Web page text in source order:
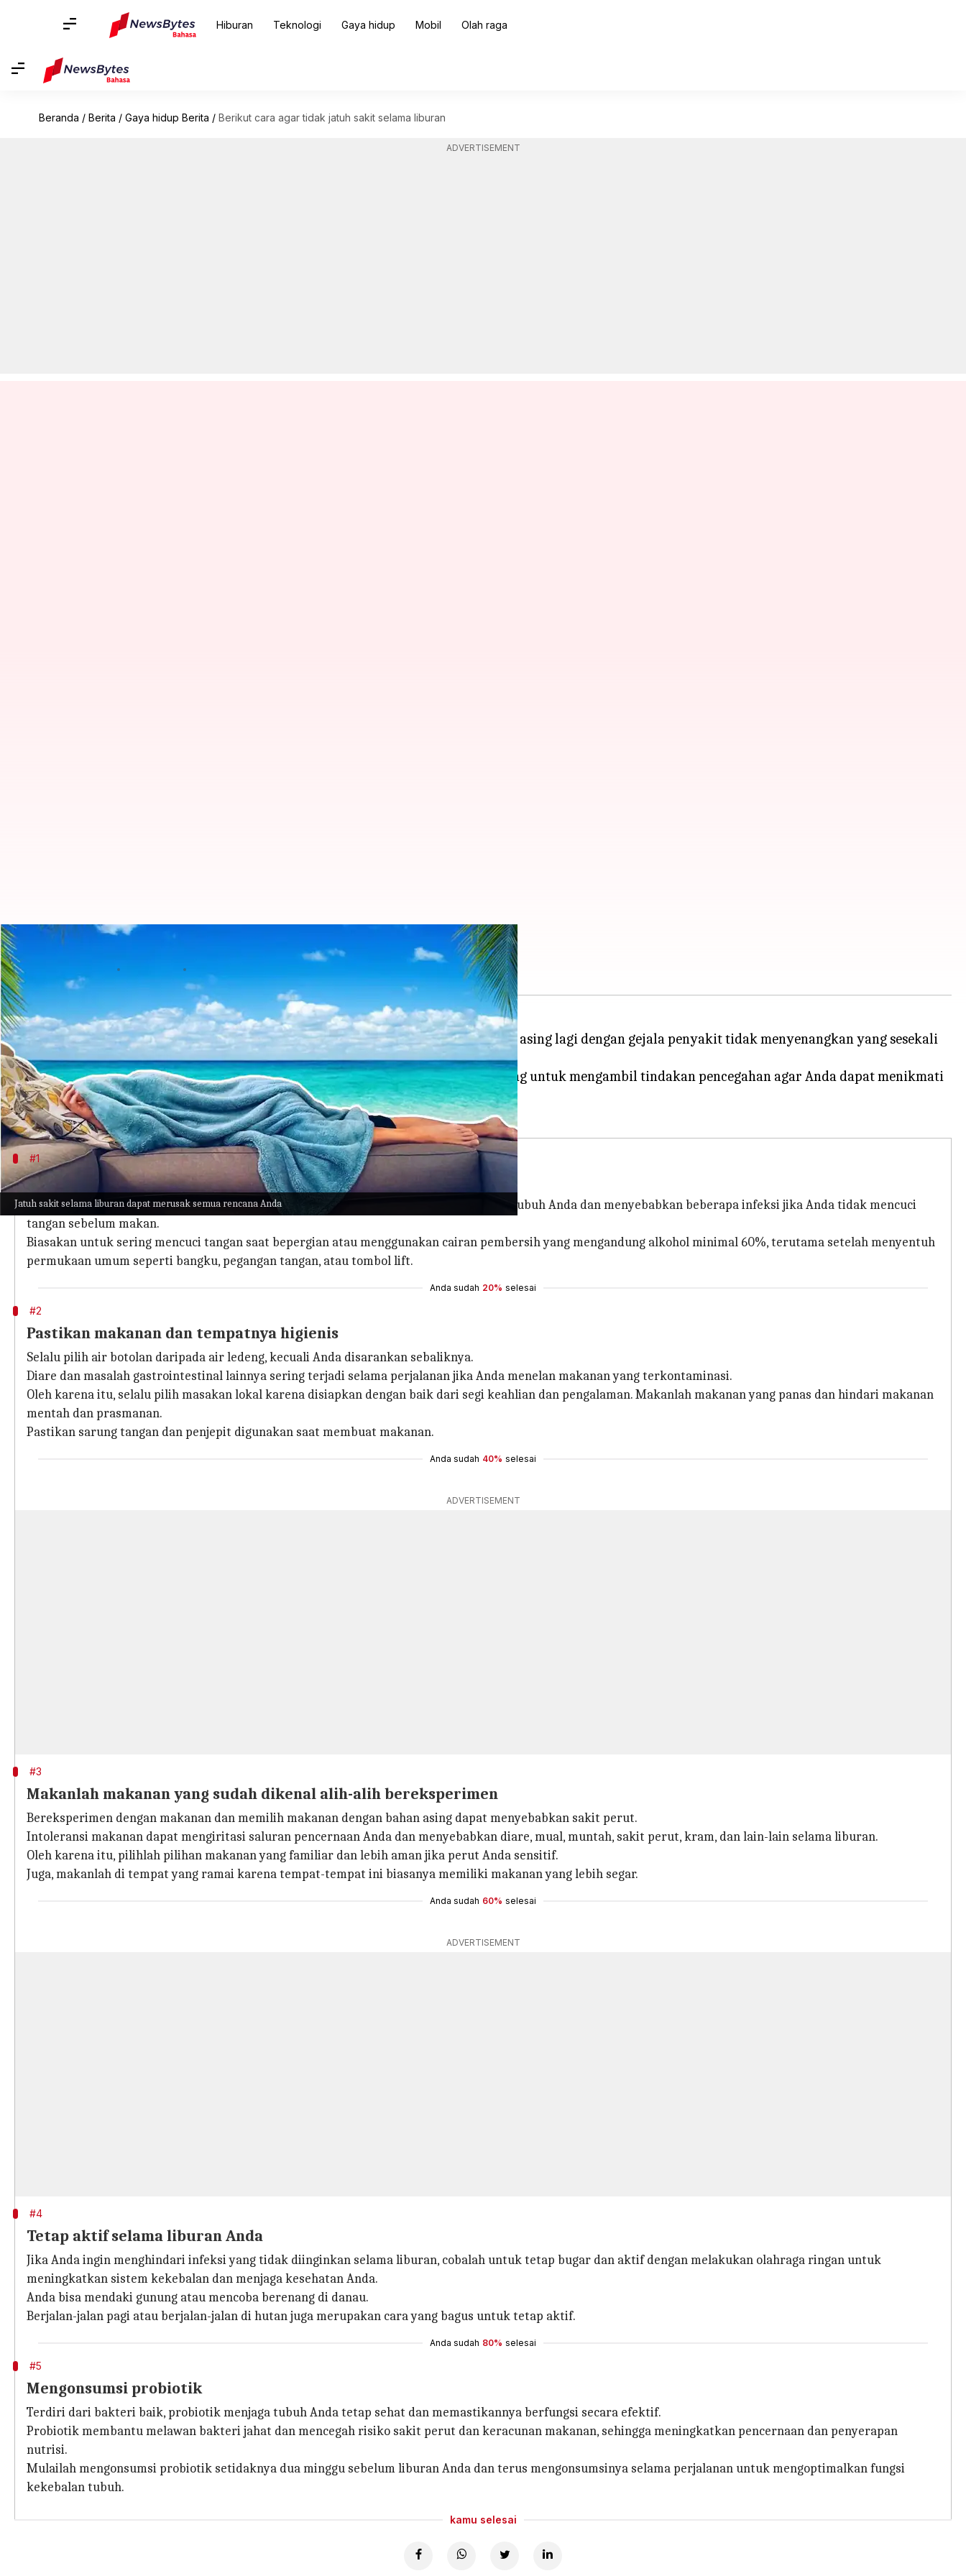
Hiburan Teknologi Gaya hidup Mobil Olah raga
Beranda / Berita / Gaya hidup Berita / Berikut cara agar tidak jatuh sakit selama liburan
ADVERTISEMENT
Jatuh sakit selama liburan dapat merusak semua rencana Anda
Berikut cara agar tidak jatuh sakit selama liburan
menulis
Apa ceritanya
Jika Anda termasuk orang yang sering bepergian, maka Anda mungkin sudah tidak asing lagi dengan gejala penyakit tidak menyenangkan yang sesekali
menyerang selama liburan.
Sakit saat liburan bisa menyurutkan semangat Anda. Oleh karena itu, sangat penting untuk mengambil tindakan pencegahan agar Anda dapat menikmati
liburan Anda tanpa keadaan darurat medis.
#1
Sering-seringlah mencuci tangan
Tangan dan jari Anda dapat terkontaminasi bakteri berbahaya dan ini dapat masuk ke tubuh Anda dan menyebabkan beberapa infeksi jika Anda tidak mencuci
tangan sebelum makan.
Biasakan untuk sering mencuci tangan saat bepergian atau menggunakan cairan pembersih yang mengandung alkohol minimal 60%, terutama setelah menyentuh
permukaan umum seperti bangku, pegangan tangan, atau tombol lift.
Anda sudah 20% selesai
#2
Pastikan makanan dan tempatnya higienis
Selalu pilih air botolan daripada air ledeng, kecuali Anda disarankan sebaliknya.
Diare dan masalah gastrointestinal lainnya sering terjadi selama perjalanan jika Anda menelan makanan yang terkontaminasi.
Oleh karena itu, selalu pilih masakan lokal karena disiapkan dengan baik dari segi keahlian dan pengalaman. Makanlah makanan yang panas dan hindari makanan
mentah dan prasmanan.
Pastikan sarung tangan dan penjepit digunakan saat membuat makanan.
Anda sudah 40% selesai
ADVERTISEMENT
#3
Makanlah makanan yang sudah dikenal alih-alih bereksperimen
Bereksperimen dengan makanan dan memilih makanan dengan bahan asing dapat menyebabkan sakit perut.
Intoleransi makanan dapat mengiritasi saluran pencernaan Anda dan menyebabkan diare, mual, muntah, sakit perut, kram, dan lain-lain selama liburan.
Oleh karena itu, pilihlah pilihan makanan yang familiar dan lebih aman jika perut Anda sensitif.
Juga, makanlah di tempat yang ramai karena tempat-tempat ini biasanya memiliki makanan yang lebih segar.
Anda sudah 60% selesai
ADVERTISEMENT
#4
Tetap aktif selama liburan Anda
Jika Anda ingin menghindari infeksi yang tidak diinginkan selama liburan, cobalah untuk tetap bugar dan aktif dengan melakukan olahraga ringan untuk
meningkatkan sistem kekebalan dan menjaga kesehatan Anda.
Anda bisa mendaki gunung atau mencoba berenang di danau.
Berjalan-jalan pagi atau berjalan-jalan di hutan juga merupakan cara yang bagus untuk tetap aktif.
Anda sudah 80% selesai
#5
Mengonsumsi probiotik
Terdiri dari bakteri baik, probiotik menjaga tubuh Anda tetap sehat dan memastikannya berfungsi secara efektif.
Probiotik membantu melawan bakteri jahat dan mencegah risiko sakit perut dan keracunan makanan, sehingga meningkatkan pencernaan dan penyerapan
nutrisi.
Mulailah mengonsumsi probiotik setidaknya dua minggu sebelum liburan Anda dan terus mengonsumsinya selama perjalanan untuk mengoptimalkan fungsi
kekebalan tubuh.
kamu selesai